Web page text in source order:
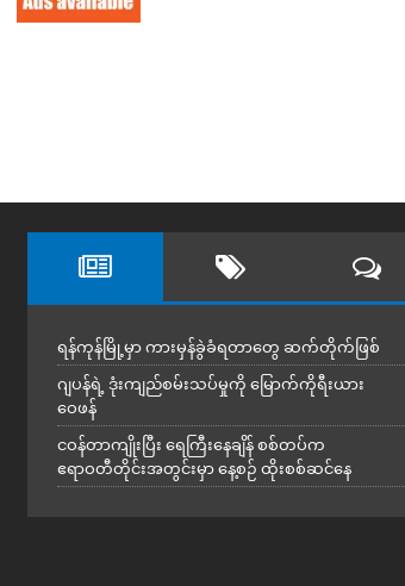
ရန်ကုန်မြို့မှာ ကားမှန်ခွဲခံရတာတွေ ဆက်တိုက်ဖြစ်
ဂျပန်ရဲ့ ဒုံးကျည်စမ်းသပ်မှုကို မြောက်ကိုရီးယား
ဝေဖန်
ငဝန်တာကျိုးပြီး ရေကြီးနေချိန် စစ်တပ်က
ဧရာဝတီတိုင်းအတွင်းမှာ နေ့စဉ် ထိုးစစ်ဆင်နေ